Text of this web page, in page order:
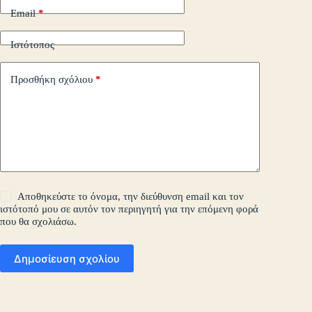
Email*
Ιστότοπος
Προσθήκη σχόλιου *
Αποθηκεύστε το όνομα, την διεύθυνση email και τον
ιστότοπό μου σε αυτόν τον περιηγητή για την επόμενη φορά
που θα σχολιάσω.
Δημοσίευση σχολίου